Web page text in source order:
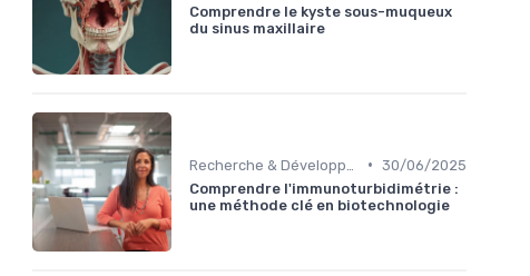
Comprendre le kyste sous-muqueux
du sinus maxillaire
• 30/06/2025
Comprendre l'immunoturbidimétrie :
une méthode clé en biotechnologie